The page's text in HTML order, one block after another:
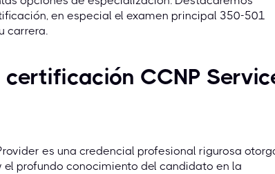
en especial el examen principal 350-501
carrera.
certificación CCNP
es una credencial profesional rigurosa
profundo conocimiento del candidato en la